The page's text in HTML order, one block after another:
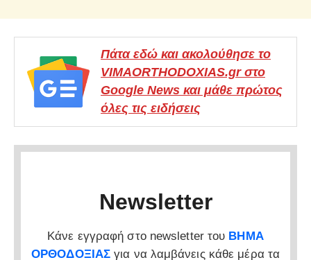
Πάτα εδώ και ακολούθησε το
VIMAORTHODOXIAS.gr στο
Google News και μάθε πρώτος
όλες τις ειδήσεις
Newsletter
Κάνε εγγραφή στο newsletter του ΒΗΜΑ
ΟΡΘΟΔΟΞΙΑΣ για να λαμβάνεις κάθε μέρα τα